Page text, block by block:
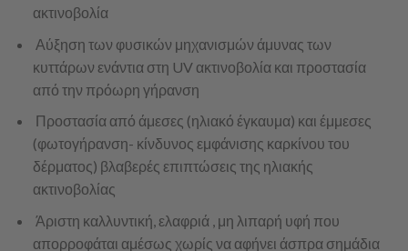
ακτινοβολία
Αύξηση των φυσικών μηχανισμών άμυνας των
κυττάρων ενάντια στη UV ακτινοβολία και προστασία
από την πρόωρη γήρανση
Προστασία από άμεσες (ηλιακό έγκαυμα) και έμμεσες
(φωτογήρανση- κίνδυνος εμφάνισης καρκίνου του
δέρματος) βλαβερές επιπτώσεις της ηλιακής
ακτινοβολίας
Άριστη καλλυντική, ελαφριά , μη λιπαρή υφή που
απορροφάται αμέσως χωρίς να αφήνει άσπρα σημάδια